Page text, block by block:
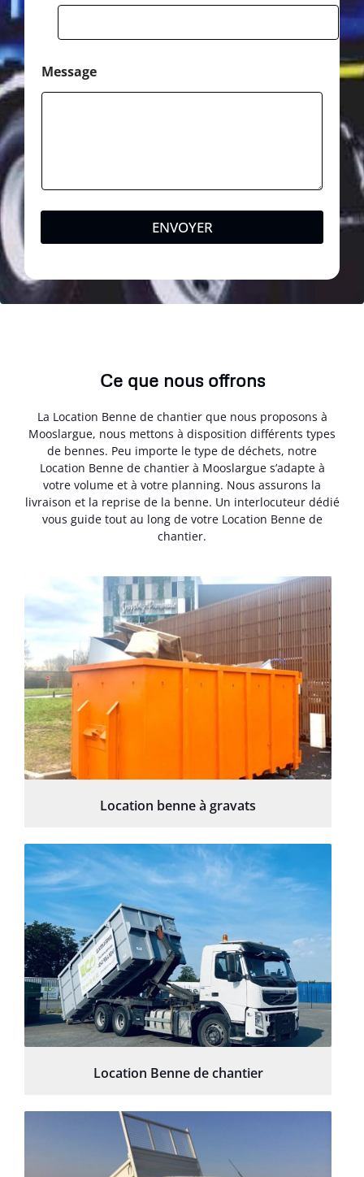
Message
ENVOYER
Ce que nous offrons
La Location Benne de chantier que nous proposons à
Mooslargue, nous mettons à disposition différents types
de bennes. Peu importe le type de déchets, notre
Location Benne de chantier à Mooslargue s’adapte à
votre volume et à votre planning. Nous assurons la
livraison et la reprise de la benne. Un interlocuteur dédié
vous guide tout au long de votre Location Benne de
chantier.
Location benne à gravats
Location Benne de chantier